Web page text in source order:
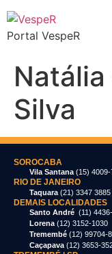
Portal VespeR
Silva
SOROCABA
Vila Santana (15) 4009-
RIO DE JANEIRO
Taquara (21) 3347 3885
DEMAIS LOCALIDADES
Santo André (11)
Lorena (12) 3152-1030
Tremembé (12) 99704-
Caçapava (12) 3653-